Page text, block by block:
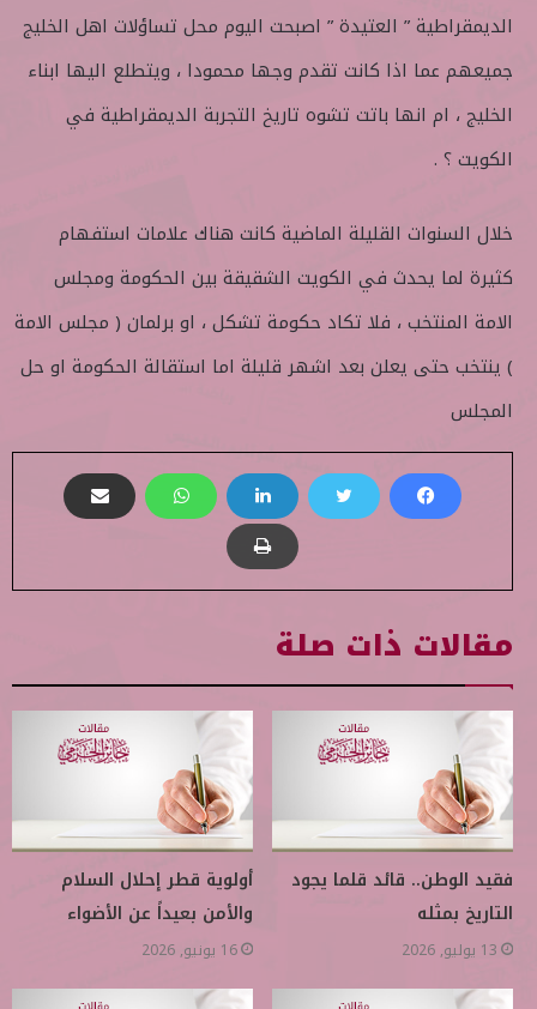
الديمقراطية ” العتيدة ” اصبحت اليوم محل تساؤلات اهل الخليج
جميعهم عما اذا كانت تقدم وجها محمودا ، ويتطلع اليها ابناء
الخليج ، ام انها باتت تشوه تاريخ التجربة الديمقراطية في
الكويت ؟ .
خلال السنوات القليلة الماضية كانت هناك علامات استفهام
كثيرة لما يحدث في الكويت الشقيقة بين الحكومة ومجلس
الامة المنتخب ، فلا تكاد حكومة تشكل ، او برلمان ( مجلس الامة
) ينتخب حتى يعلن بعد اشهر قليلة اما استقالة الحكومة او حل
المجلس
مقالات ذات صلة
فقيد الوطن.. قائد قلما يجود
التاريخ بمثله
13 يوليو, 2026
أولوية قطر إحلال السلام
والأمن بعيداً عن الأضواء
16 يونيو, 2026